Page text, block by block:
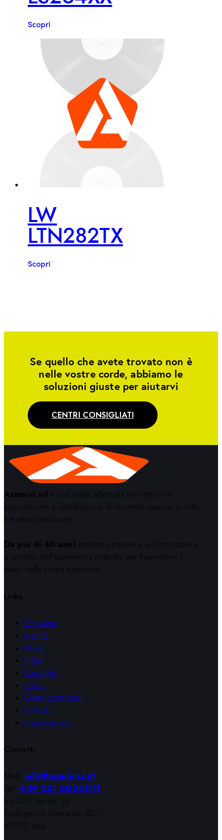
Scopri
LW
LTN282TX
Scopri
Se quello che avete trovato non è
nelle vostre corde, abbiamo le
soluzioni giuste per aiutarvi
CENTRI CONSIGLIATI
Aramini srl è una realtà affermata nel settore di
importazione e distribuzione di strumenti musicali su tutto
il territorio nazionale.
Da più di 40 anni mettiamo passione ed innovazione
a servizio dell’esperienza maturata per trasmettervi i
valori della nostra tradizione.
Links
Chi siamo
Marchi
News
Video
Cataloghi
Artisti
Centri consigliati
Contatti
Area riservata
Contatti
Mail:info@aramini.net
Tel:+39 051 6020011
Via XXV Aprile, 36
Cadriano di Granarolo (BO)
40057, Italia